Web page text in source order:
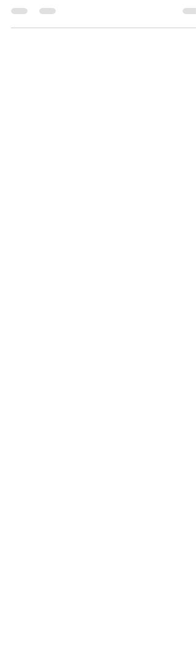
DANZA INTERNATIONAL" curato da Luigi Ferrone e